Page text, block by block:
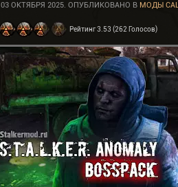
03 ОКТЯБРЯ 2025. ОПУБЛИКОВАНО В МОДЫ
Рейтинг 3.53 (262 Голосов)